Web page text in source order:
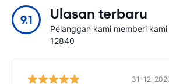
9.1 Ulasan terbaru
Pelanggan kami memberi
12840
31-12-